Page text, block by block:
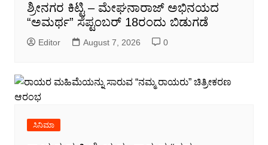
ಶ್ರೀನಗರ ಕಿಟ್ಟಿ – ಮೇಘನಾರಾಜ್ ಅಭಿನಯದ
“ಅಮರ್ಥ” ಸೆಪ್ಟಂಬರ್ 18ರಂದು ಬಿಡುಗಡೆ
Editor August 7, 2026 0
ಸಿನಿಮಾ